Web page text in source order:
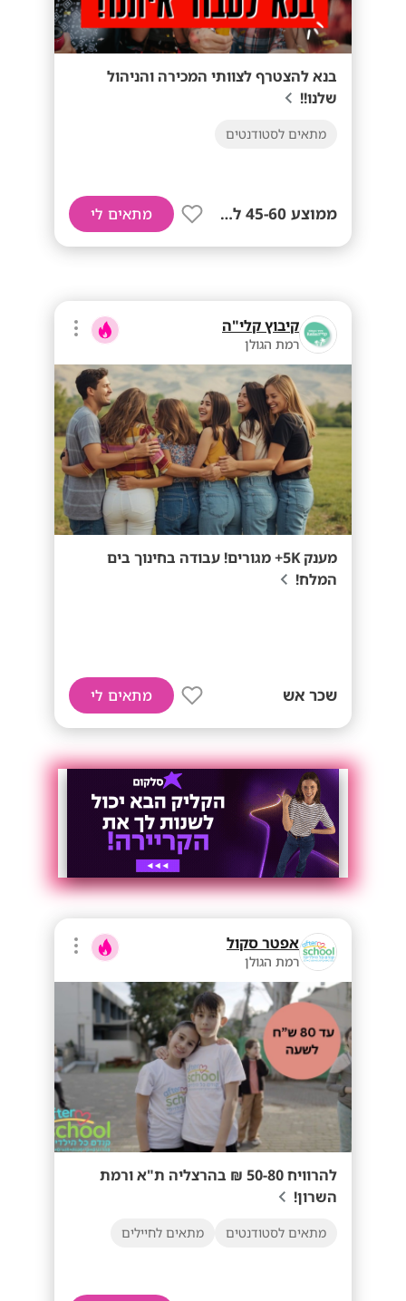
בנא להצטרף לצוותי המכירה והניהול
שלנו!!
מתאים לסטודנטים
ממוצע 45-60 לשעה! מתאים לי
קיבוץ קלי"ה
רמת הגולן
מענק 5K+ מגורים! עבודה בחינוך בים
המלח!
שכר אש מתאים לי
אפטר סקול
רמת הגולן
להרוויח 50-80 ₪ בהרצליה ת"א ורמת
השרון!
מתאים לסטודנטים מתאים לחיילים